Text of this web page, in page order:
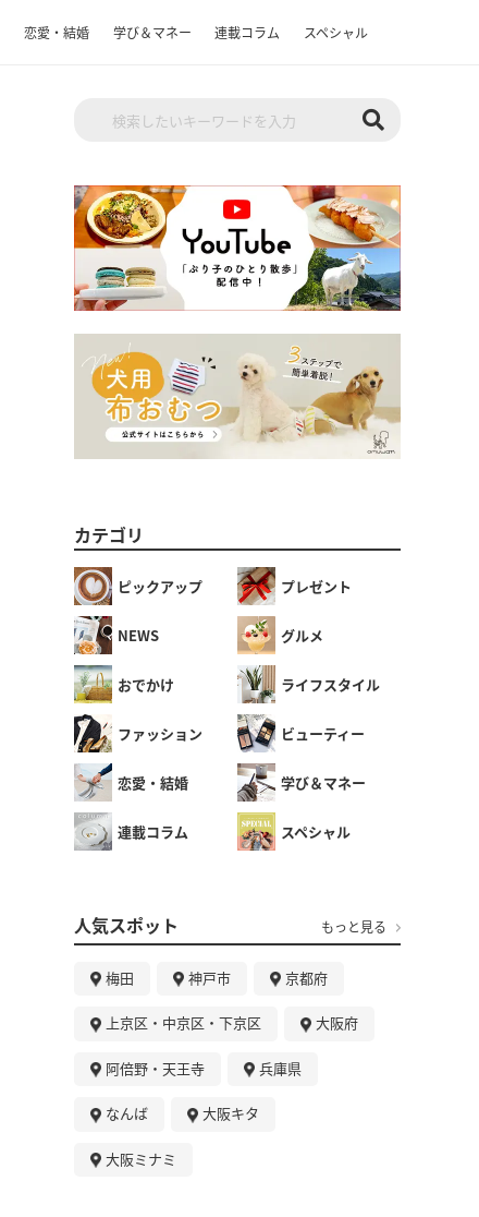
恋愛・結婚 学び＆マネー 連載コラム スペシャル
カテゴリ
ピックアップ プレゼント
NEWS グルメ
おでかけ ライフスタイル
ファッション ビューティー
恋愛・結婚 学び＆マネー
連載コラム スペシャル
人気スポット もっと見る
梅田 神戸市 京都府
上京区・中京区・下京区 大阪府
阿倍野・天王寺 兵庫県
なんば 大阪キタ
大阪ミナミ